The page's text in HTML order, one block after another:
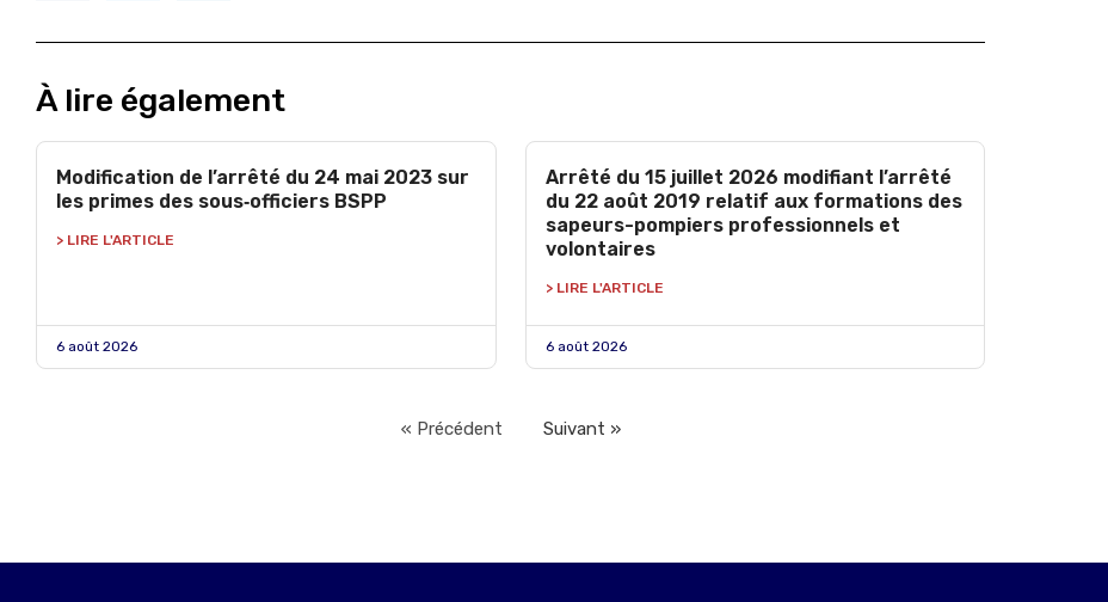
À lire également
Modification de l’arrêté du 24 mai 2023 sur
les primes des sous‑officiers BSPP
> LIRE L'ARTICLE
6 août 2026
Arrêté du 15 juillet 2026 modifiant l’arrêté
du 22 août 2019 relatif aux formations des
sapeurs-pompiers professionnels et
volontaires
> LIRE L'ARTICLE
6 août 2026
« Précédent Suivant »